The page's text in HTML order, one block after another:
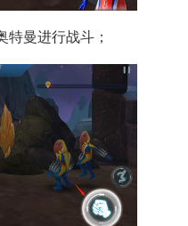
特曼进行战斗；